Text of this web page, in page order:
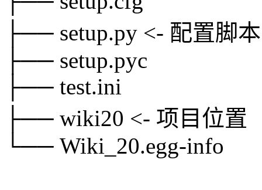
├── setup.py <- 配置脚本
├── setup.pyc
├── test.ini
├── wiki20 <- 项目位置
└── Wiki_20.egg-info